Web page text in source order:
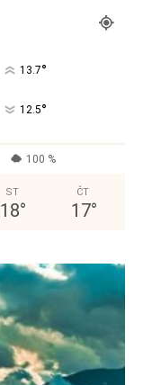
13.7°
12.5°
100 %
ST
18°
ČT
17°